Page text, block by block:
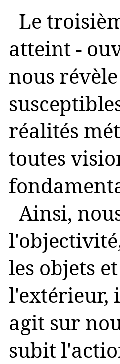
Le
atteint -
nous
réalités
toutes
Ainsi,
les objets
l'extérieur,
agit sur
subit